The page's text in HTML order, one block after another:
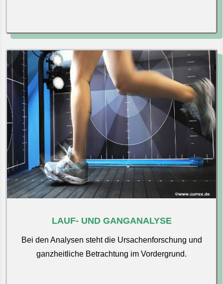
LAUF- UND GANGANALYSE
Bei den Analysen steht die Ursachenforschung und
ganzheitliche Betrachtung im Vordergrund.